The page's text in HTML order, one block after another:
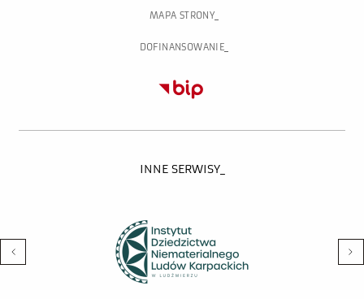
MAPA STRONY
DOFINANSOWANIE
INNE SERWISY_